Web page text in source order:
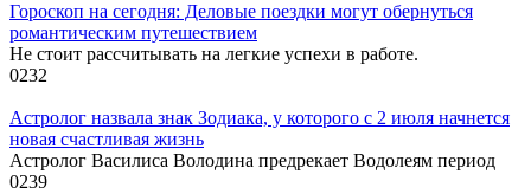
Гороскоп на сегодня: Деловые поездки могут обернуться
романтическим путешествием
Не стоит рассчитывать на легкие успехи в работе.
0232
Астролог назвала знак Зодиака, у которого с 2 июля начнется
новая счастливая жизнь
Астролог Василиса Володина предрекает Водолеям период
0239